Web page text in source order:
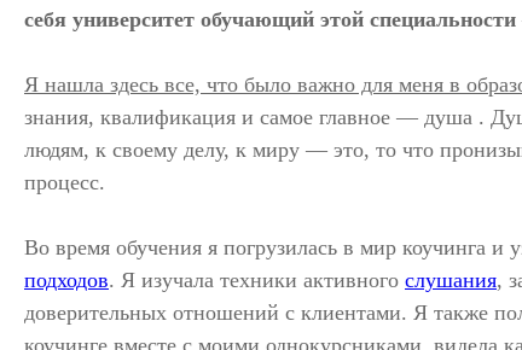
себя университет обучающий этой специальности
Я нашла здесь все, что было важно для меня в
знания, квалификация и самое главное — душа .
людям, к своему делу, к миру — это, то что
процесс.
Во время обучения я погрузилась в мир коучинга и
подходов. Я изучала техники активного слушания,
доверительных отношений с клиентами. Я также
коучинге вместе с моими однокурсниками, видела